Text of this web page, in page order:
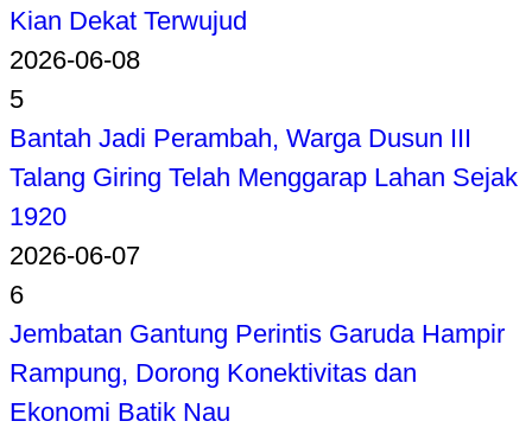
Kian Dekat Terwujud
2026-06-08
5
Bantah Jadi Perambah, Warga Dusun III
Talang Giring Telah Menggarap Lahan Sejak
1920
2026-06-07
6
Jembatan Gantung Perintis Garuda Hampir
Rampung, Dorong Konektivitas dan
Ekonomi Batik Nau